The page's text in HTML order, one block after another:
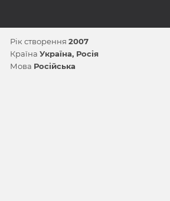
Рік створення 2007
Країна Україна Росія
Мова Російська